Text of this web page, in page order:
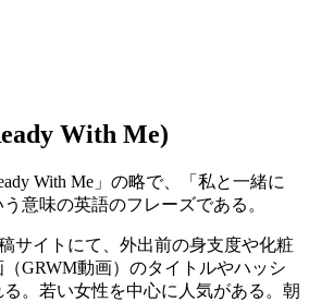
With Me)
With Me」の略で、「私と一緒に
意味の英語のフレーズである。
サイトにて、外出前の身支度や化粧
GRWM動画）のタイトルやハッシ
。若い女性を中心に人気がある。朝